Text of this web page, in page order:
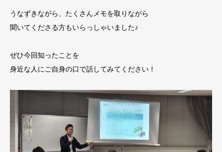
うなずきながら、たくさんメモを取りながら
聞いてくださる方もいらっしゃいました♪
ぜひ今回知ったことを
身近な人にご自身の口で話してみてください！